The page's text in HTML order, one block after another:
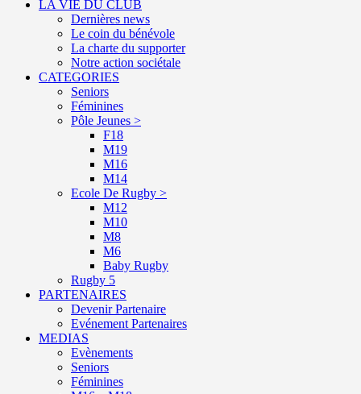
LA VIE DU CLUB
Dernières news
Le coin du bénévole
La charte du supporter
Notre action sociétale
CATEGORIES
Seniors
Féminines
Pôle Jeunes >
F18
M19
M16
M14
Ecole De Rugby >
M12
M10
M8
M6
Baby Rugby
Rugby 5
PARTENAIRES
Devenir Partenaire
Evénement Partenaires
MEDIAS
Evènements
Seniors
Féminines